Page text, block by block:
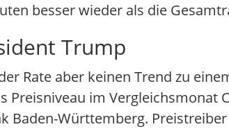
besser wieder als die
Trump
Rate aber keinen Trend zu
Preisniveau im Vergleichsmonat
Baden-Württemberg.